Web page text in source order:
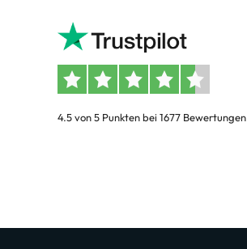
4.5 von 5 Punkten bei 1677 Bewertungen